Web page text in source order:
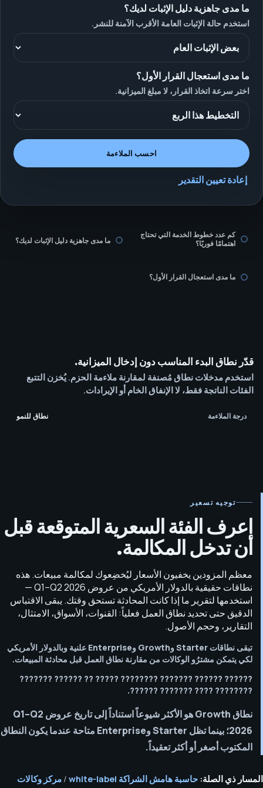
ما مدى جاهزية دليل الإثبات لديك؟
استخدم حالة الإثبات العامة الأقرب الآمنة للنشر.
ما مدى استعجال القرار الأول؟
اختر سرعة اتخاذ القرار، لا مبلغ الميزانية.
احسب الملاءمة
إعادة تعيين التقدير
كم عدد خطوط الخدمة التي تحتاج
اهتمامًا فوريًا؟
ما مدى جاهزية دليل الإثبات لديك؟
ما مدى استعجال القرار الأول؟
قدّر نطاق البدء المناسب دون إدخال الميزانية.
استخدم مدخلات نطاق مُصنفة لمقارنة ملاءمة الحزم. يُخزن التتبع
الفئات الناتجة فقط، لا الإنفاق الخام أو الإيرادات.
درجة الملاءمة نطاق للنمو
توجيه تسعير
اعرف الفئة السعرية المتوقعة قبل
أن تدخل المكالمة.
معظم المزودين يخفيون الأسعار ليُخضِعوك لمكالمة مبيعات. هذه
نطاقات حقيقية بالدولار الأمريكي من عروض Q1–Q2 2026 —
استخدمها لتقرير ما إذا كانت المحادثة تستحق وقتك. يبقى الاقتباس
الدقيق حتى تحديد نطاق العمل فعلياً: القنوات، الأسواق، الامتثال،
التقارير، وحجم الأصول.
تبقى نطاقات Starter وGrowth وEnterprise علنية وبالدولار الأمريكي
لكي يتمكن مشترُو الوكالات من مقارنة نطاق العمل قبل محادثة المبيعات.
?????? ?????? ??????? ???????? ????? ?? ?????? ???????
???????? ???? ??????? ??????.
نطاق Growth هو الأكثر شيوعاً استناداً إلى تاريخ عروض Q1–Q2
2026؛ بينما تظل Starter وEnterprise متاحة عندما يكون النطاق
المكتوب أصغر أو أكثر تعقيداً.
المسار ذي الصلة: حاسبة هامش الشراكة white-label / مركز وكالات